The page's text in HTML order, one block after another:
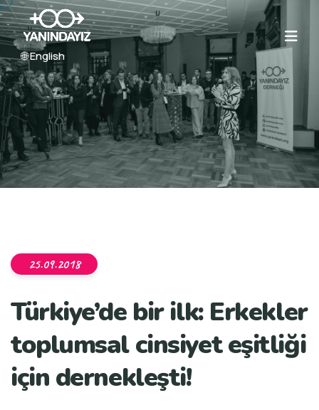
🌐 English
25.09.2018
Türkiye’de bir ilk: Erkekler
toplumsal cinsiyet eşitliği
için dernekleşti!